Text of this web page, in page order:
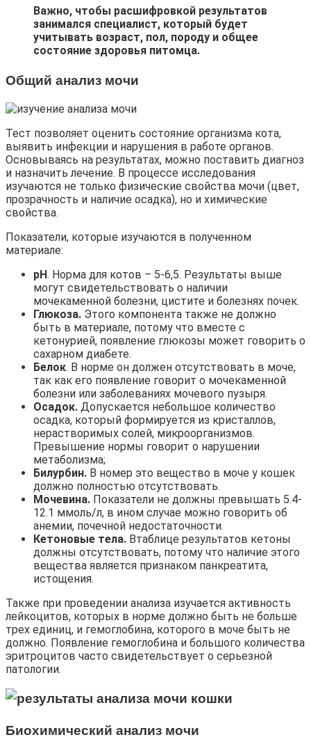
Важно, чтобы расшифровкой результатов
занимался специалист, который будет
учитывать возраст, пол, породу и общее
состояние здоровья питомца.
Общий анализ мочи
Тест позволяет оценить состояние организма кота,
выявить инфекции и нарушения в работе органов.
Основываясь на результатах, можно поставить диагноз
и назначить лечение. В процессе исследования
изучаются не только физические свойства мочи (цвет,
прозрачность и наличие осадка), но и химические
свойства.
Показатели, которые изучаются в полученном
материале:
pH. Норма для котов – 5-6,5. Результаты выше
могут свидетельствовать о наличии
мочекаменной болезни, цистите и болезнях почек.
Глюкоза. Этого компонента также не должно
быть в материале, потому что вместе с
кетонурией, появление глюкозы может говорить о
сахарном диабете.
Белок. В норме он должен отсутствовать в моче,
так как его появление говорит о мочекаменной
болезни или заболеваниях мочевого пузыря.
Осадок. Допускается небольшое количество
осадка, который формируется из кристаллов,
нерастворимых солей, микроорганизмов.
Превышение нормы говорит о нарушении
метаболизма;
Билурбин. В номер это вещество в моче у кошек
должно полностью отсутствовать.
Мочевина. Показатели не должны превышать 5.4-
12.1 ммоль/л, в ином случае можно говорить об
анемии, почечной недостаточности.
Кетоновые тела. Втаблице результатов кетоны
должны отсутствовать, потому что наличие этого
вещества является признаком панкреатита,
истощения.
Также при проведении анализа изучается активность
лейкоцитов, которых в норме должно быть не больше
трех единиц, и гемоглобина, которого в моче быть не
должно. Появление гемоглобина и большого количества
эритроцитов часто свидетельствует о серьезной
патологии.
Биохимический анализ мочи